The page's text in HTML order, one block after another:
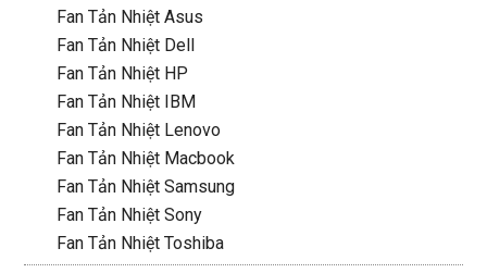
Fan Tản Nhiệt Asus
Fan Tản Nhiệt Dell
Fan Tản Nhiệt HP
Fan Tản Nhiệt IBM
Fan Tản Nhiệt Lenovo
Fan Tản Nhiệt Macbook
Fan Tản Nhiệt Samsung
Fan Tản Nhiệt Sony
Fan Tản Nhiệt Toshiba